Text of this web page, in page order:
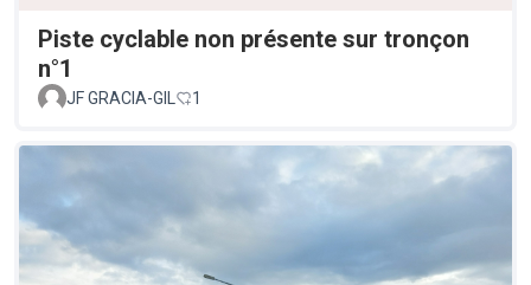
Piste cyclable non présente sur tronçon
n°1
JF GRACIA-GIL 1